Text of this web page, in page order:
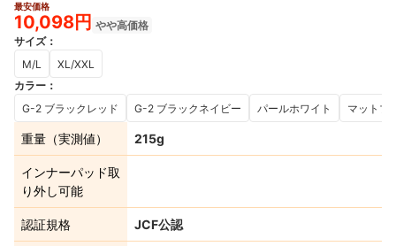
最安価格
10,098円 やや高価格
サイズ：
M/L
XL/XXL
カラー ：
G-2 ブラックレッド
G-2 ブラックネイビー パールホワイト マットブ
重量（実測値） 215g
インナーパッド取
り外し可能
認証規格 JCF公認